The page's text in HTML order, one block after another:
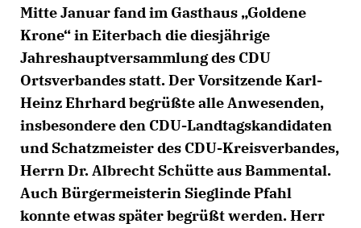
Mitte Januar fand im Gasthaus „Goldene
Krone“ in Eiterbach die diesjährige
Jahreshauptversammlung des CDU
Ortsverbandes statt. Der Vorsitzende Karl-
Heinz Ehrhard begrüßte alle Anwesenden,
insbesondere den CDU-Landtagskandidaten
und Schatzmeister des CDU-Kreisverbandes,
Herrn Dr. Albrecht Schütte aus Bammental.
Auch Bürgermeisterin Sieglinde Pfahl
konnte etwas später begrüßt werden. Herr